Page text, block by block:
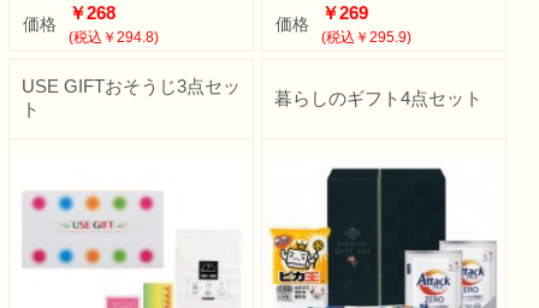
価格
￥268
(税込￥294.8)
価格
￥269
(税込￥295.9)
USE GIFTおそうじ3点セッ
ト
暮らしのギフト4点セット